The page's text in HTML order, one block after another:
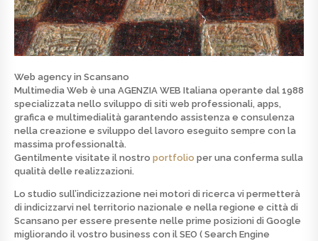
Web agency in Scansano
Multimedia Web è una AGENZIA WEB Italiana operante dal 1988
specializzata nello sviluppo di siti web professionali, apps,
grafica e multimedialità garantendo assistenza e consulenza
nella creazione e sviluppo del lavoro eseguito sempre con la
massima professionaltà.
Gentilmente visitate il nostro portfolio per una conferma sulla
qualità delle realizzazioni.
Lo studio sull’indicizzazione nei motori di ricerca vi permetterà
di indicizzarvi nel territorio nazionale e nella regione e città di
Scansano per essere presente nelle prime posizioni di Google
migliorando il vostro business con il SEO ( Search Engine